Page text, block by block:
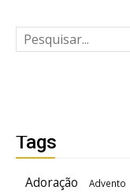
Tags
Adoração Advento